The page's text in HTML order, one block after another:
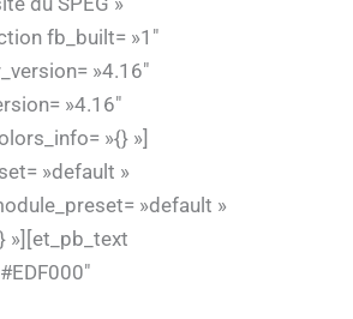
fb_built= »1″
»4.16″
»4.16″
»{} »]
»default »
»default »
»][et_pb_text